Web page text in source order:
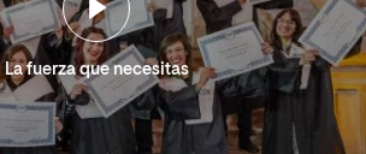
La fuerza que necesitas